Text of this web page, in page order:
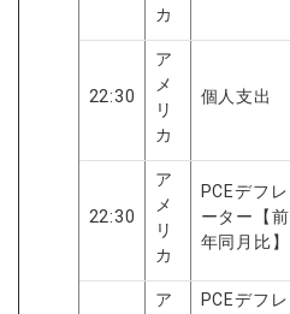
カ
22:30
ア
メ
リ
カ
個人支出
22:30
ア
メ
リ
カ
PCEデフレ
ーター【前
年同月比】
ア
PCEデフレ